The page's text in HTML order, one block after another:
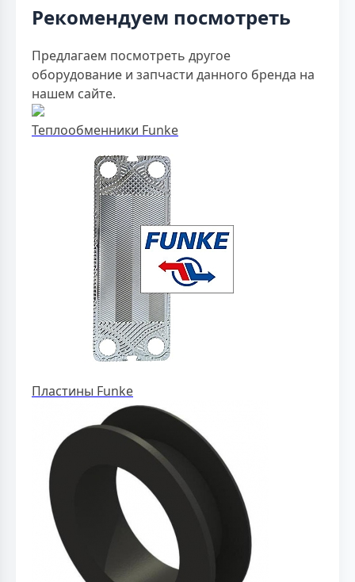
Рекомендуем посмотреть
Предлагаем посмотреть другое
оборудование и запчасти данного бренда на
нашем сайте.
Теплообменники Funke
Пластины Funke